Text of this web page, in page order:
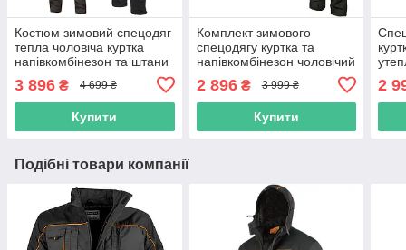
Костюм зимовий спецодяг
тепла чоловіча куртка
напівкомбінезон та штани
комплект роба польша
3 896 ₴ 4 699 ₴
Купити
Комплект зимового
спецодягу куртка та
напівкомбінезон чоловічий
теплий зимовий спецодяг,
утеплена роба польша
2 896₴ 3 999 ₴
Купити
2
Подібні товари компанії